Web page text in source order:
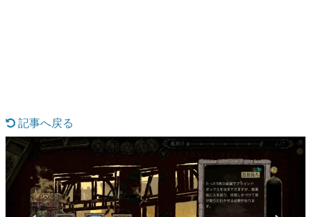
具体的な形から解き明かしていく、硬派で骨太な評論連載
です。
ゲームが変えた日本語
「経験値」「裏技」「ラスボス」… ゲームにまつわる言葉
の起源や用法の変遷を、コンピューター文化史研究家・タ
イニーP氏が徹底調査。
記事へ戻る